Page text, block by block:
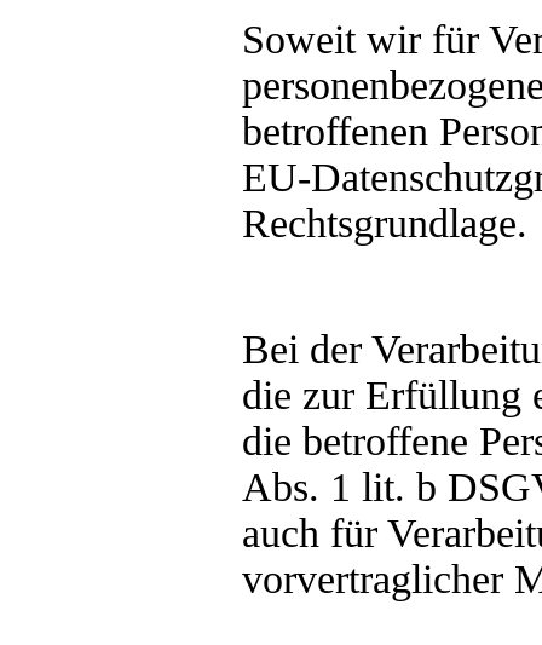
Soweit wir für
betroffenen
EU-
Rechtsgrundlage.
Bei der
die zur Erfüllung
die betroffene
Abs. 1 lit. b
auch für
vorvertraglicher